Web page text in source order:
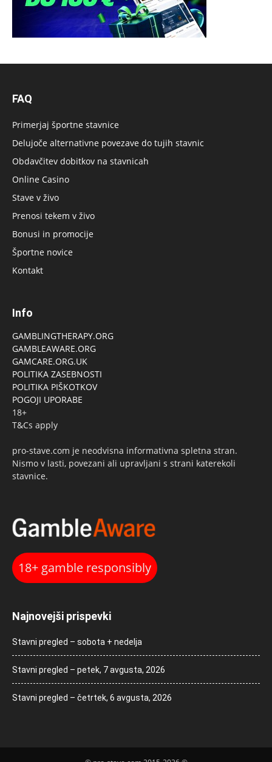
FAQ
Primerjaj športne stavnice
Delujoče alternativne povezave do tujih stavnic
Obdavčitev dobitkov na stavnicah
Online Casino
Stave v živo
Prenosi tekem v živo
Bonusi in promocije
Športne novice
Kontakt
Info
GAMBLINGTHERAPY.ORG
GAMBLEAWARE.ORG
GAMCARE.ORG.UK
POLITIKA ZASEBNOSTI
POLITIKA PIŠKOTKOV
POGOJI UPORABE
18+
T&Cs apply
pro-stave.com je neodvisna informativna spletna stran.
Nismo v lasti, povezani ali upravljani s strani katerekoli
stavnice.
18+ gamble responsibly
Najnovejši prispevki
Stavni pregled – sobota + nedelja
Stavni pregled – petek, 7 avgusta, 2026
Stavni pregled – četrtek, 6 avgusta, 2026